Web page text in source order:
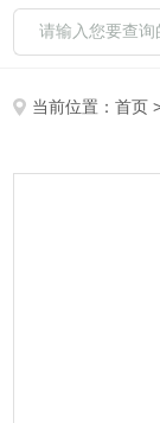
当前位置：首页